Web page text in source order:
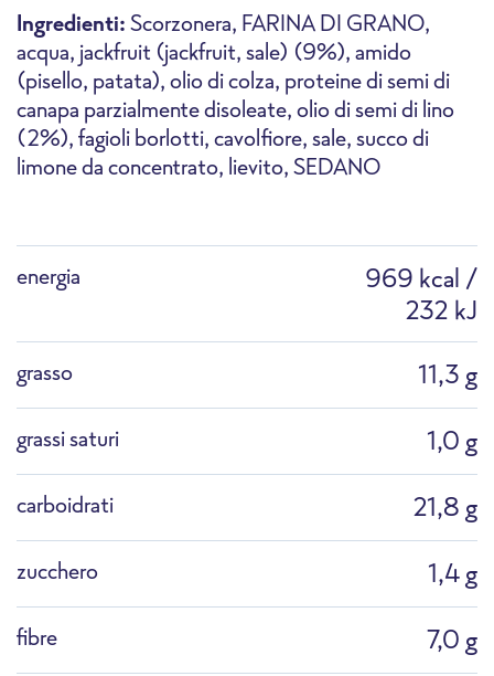
Ingredienti:Scorzonera, FARINA DI GRANO,
acqua, jackfruit (jackfruit, sale) (9%), amido
(pisello, patata), olio di colza, proteine ​​di semi di
canapa parzialmente disoleate, olio di semi di lino
(2%), fagioli borlotti, cavolfiore, sale, succo di
limone da concentrato, lievito, SEDANO
energia
969 kcal /
232 kJ
grasso 11,3 g
grassi saturi 1,0 g
carboidrati 21,8 g
zucchero 1,4 g
fibre 7,0 g
Forno Forno ad alta velocità Friggitrice
Micronde professionale